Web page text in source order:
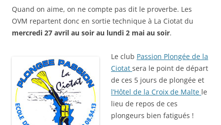
Quand on aime, on ne compte pas dit le proverbe. Les
OVM repartent donc en sortie technique à La Ciotat du
mercredi 27 avril au soir au lundi 2 mai au soir.
Le club Passion Plongée de la
Ciotat sera le point de départ
de ces 5 jours de plongée et
l’Hôtel de la Croix de Malte le
lieu de repos de ces
plongeurs bien fatigués !